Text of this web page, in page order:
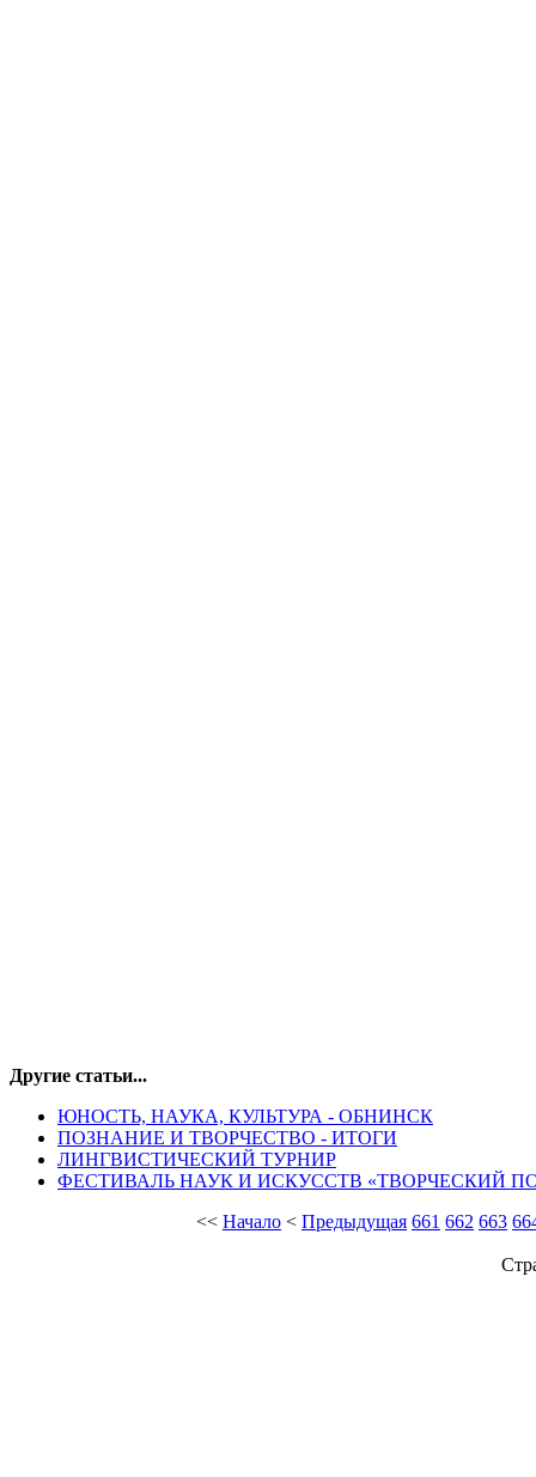
Другие статьи...
ЮНОСТЬ, НАУКА, КУЛЬТУРА - ОБНИНСК
ПОЗНАНИЕ И ТВОРЧЕСТВО - ИТОГИ
ЛИНГВИСТИЧЕСКИЙ ТУРНИР
ФЕСТИВАЛЬ НАУК И ИСКУССТВ «ТВОРЧЕСКИЙ
<< Начало < Предыдущая 661 662 663